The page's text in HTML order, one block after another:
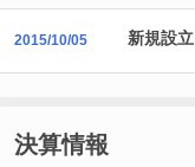
2015/10/05 新規設
決算情報